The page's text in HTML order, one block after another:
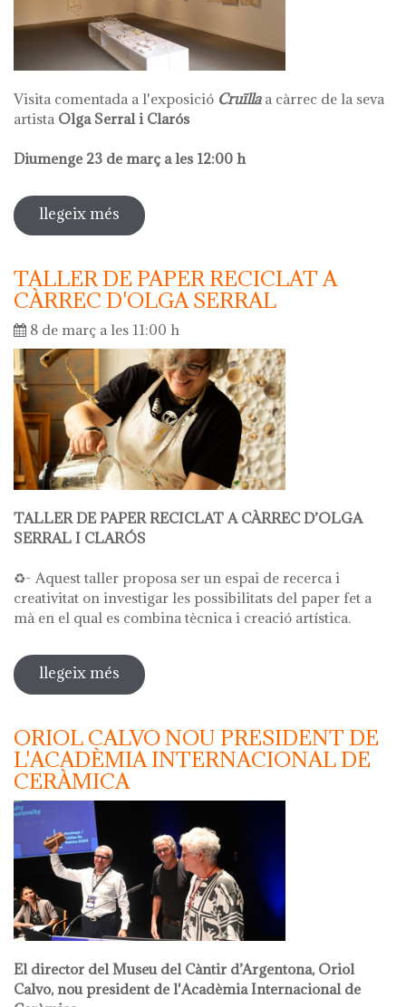
Visita comentada a l'exposició Cruïlla a càrrec de la seva
artista Olga Serral i Clarós
Diumenge 23 de març a les 12:00 h
llegeix més sobre visita comentada olga serral
TALLER DE PAPER RECICLAT A
CÀRREC D'OLGA SERRAL
8 de març a les 11:00 h
TALLER DE PAPER RECICLAT A CÀRREC D’OLGA
SERRAL I CLARÓS
♻️- Aquest taller proposa ser un espai de recerca i
creativitat on investigar les possibilitats del paper fet a
mà en el qual es combina tècnica i creació artística.
llegeix més sobre taller de paper reciclat a càrrec
d'olga serral
ORIOL CALVO NOU PRESIDENT DE
L'ACADÈMIA INTERNACIONAL DE
CERÀMICA
El director del Museu del Càntir d’Argentona, Oriol
Calvo, nou president de l'Acadèmia Internacional de